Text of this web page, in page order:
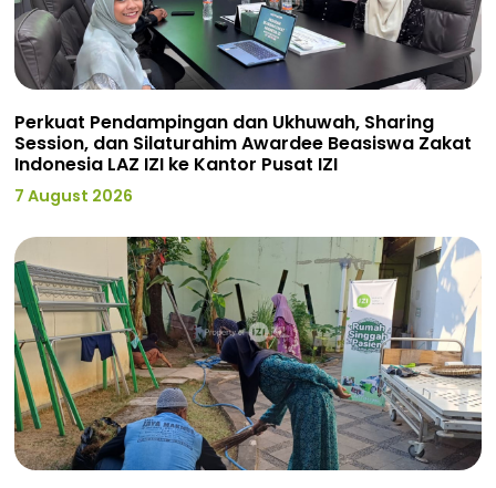
Perkuat Pendampingan dan Ukhuwah, Sharing
Session, dan Silaturahim Awardee Beasiswa Zakat
Indonesia LAZ IZI ke Kantor Pusat IZI
7 August 2026